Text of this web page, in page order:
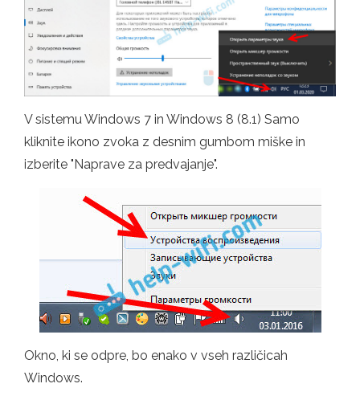
V sistemu Windows 7 in Windows 8 (8.1) Samo
kliknite ikono zvoka z desnim gumbom miške in
izberite "Naprave za predvajanje".
Okno, ki se odpre, bo enako v vseh različicah
Windows.